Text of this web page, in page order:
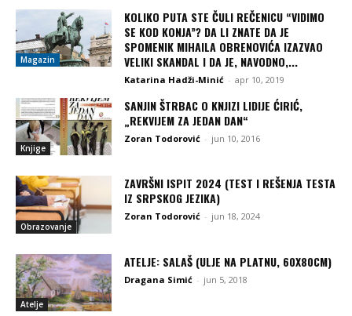
Magazin
KOLIKO PUTA STE ČULI REČENICU “VIDIMO
SE KOD KONJA”? DA LI ZNATE DA JE
SPOMENIK MIHAILA OBRENOVIĆA IZAZVAO
VELIKI SKANDAL I DA JE, NAVODNO,...
Katarina Hadži-Minić - apr 10, 2019
Knjige
SANJIN ŠTRBAC O KNJIZI LIDIJE ĆIRIĆ,
„REKVIJEM ZA JEDAN DAN“
Zoran Todorović - jun 10, 2016
Obrazovanje
ZAVRŠNI ISPIT 2024 (TEST I REŠENJA TESTA
IZ SRPSKOG JEZIKA)
Zoran Todorović - jun 18, 2024
Atelje
ATELJE: SALAŠ (ULJE NA PLATNU, 60X80CM)
Dragana Simić - jun 5, 2018